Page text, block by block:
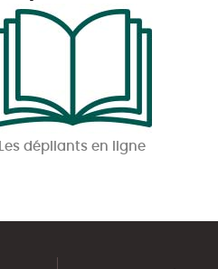
Les dépliants en ligne